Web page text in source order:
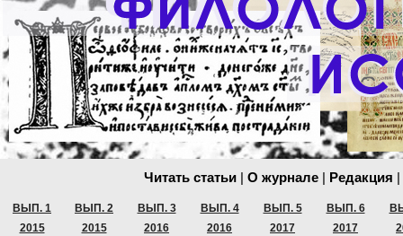
Читать статьи | О журнале | Редакция |
ВЫП. 1
2015
ВЫП. 2
2015
ВЫП. 3
2016
ВЫП. 4
2016
ВЫП. 5
2017
ВЫП. 6
2017